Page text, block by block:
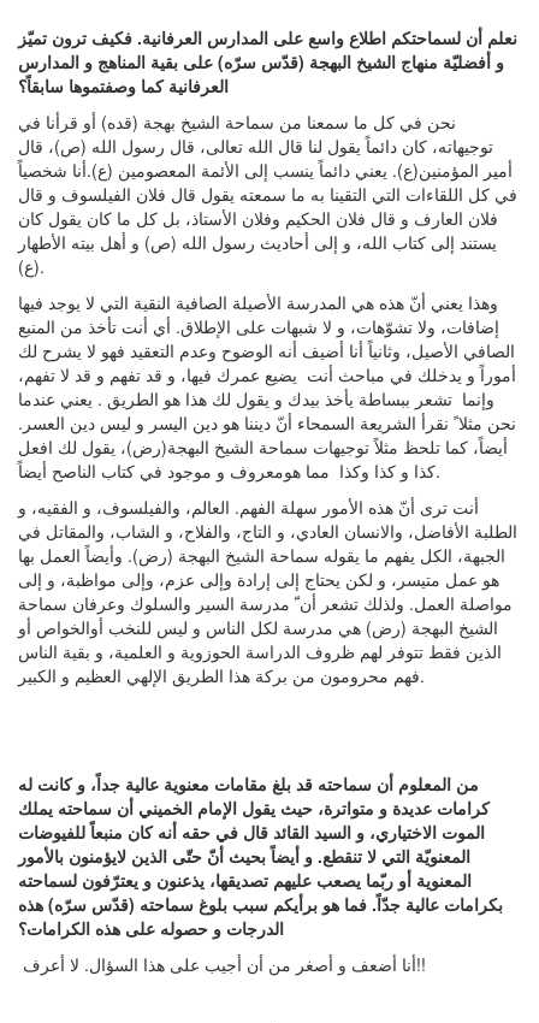
نعلم أن لسماحتكم اطلاع واسع على المدارس العرفانية. فكيف ترون تميّز
و أفضليّة منهاج الشيخ البهجة (قدّس سرّه) على بقية المناهج و المدارس
العرفانية كما وصفتموها سابقاً؟
نحن في كل ما سمعنا من سماحة الشيخ بهجة (قده) أو قرأنا في
توجيهاته، كان دائماً يقول لنا قال الله تعالى، قال رسول الله (ص)، قال
أمير المؤمنين(ع). يعني دائماً ينسب إلى الأئمة المعصومين (ع).أنا شخصياً
في كل اللقاءات التي التقينا به ما سمعته يقول قال فلان الفيلسوف و قال
فلان العارف و قال فلان الحكيم وفلان الأستاذ، بل كل ما كان يقول كان
يستند إلى كتاب الله، و إلى أحاديث رسول الله (ص) و أهل بيته الأطهار
(ع).
وهذا يعني أنّ هذه هي المدرسة الأصيلة الصافية النقية التي لا يوجد فيها
إضافات، ولا تشوّهات، و لا شبهات على الإطلاق. أي أنت تأخذ من المنبع
الصافي الأصيل، وثانياً أنا أضيف أنه الوضوح وعدم التعقيد فهو لا يشرح لك
أموراً و يدخلك في مباحث أنت يضيع عمرك فيها، و قد تفهم و قد لا تفهم،
وإنما تشعر ببساطة يأخذ بيدك و يقول لك هذا هو الطريق . يعني عندما
نحن مثلا ً نقرأ الشريعة السمحاء أنّ ديننا هو دين اليسر و ليس دين العسر.
أيضاً، كما تلحظ مثلاً توجيهات سماحة الشيخ البهجة(رض)، يقول لك افعل
كذا و كذا وكذا مما هومعروف و موجود في كتاب الناصح أيضاً.
أنت ترى أنّ هذه الأمور سهلة الفهم. العالم، والفيلسوف، و الفقيه، و
الطلبة الأفاضل، والانسان العادي، و التاج، والفلاح، و الشاب، والمقاتل في
الجبهة، الكل يفهم ما يقوله سماحة الشيخ البهجة (رض). وأيضاً العمل بها
هو عمل متيسر، و لكن يحتاج إلى إرادة وإلى عزم، وإلى مواظبة، و إلى
مواصلة العمل. ولذلك تشعر أن ّ مدرسة السير والسلوك وعرفان سماحة
الشيخ البهجة (رض) هي مدرسة لكل الناس و ليس للنخب أوالخواص أو
الذين فقط تتوفر لهم ظروف الدراسة الحوزوية و العلمية، و بقية الناس
فهم محرومون من بركة هذا الطريق الإلهي العظيم و الكبير.
من المعلوم أن سماحته قد بلغ مقامات معنوية عالية جداً، و كانت له
كرامات عديدة و متواترة، حيث يقول الإمام الخميني أن سماحته يملك
الموت الاختياري، و السيد القائد قال في حقه أنه كان منبعاً للفيوضات
المعنويّة التي لا تنقطع. و أيضاً بحيث أنّ حتّى الذين لايؤمنون بالأمور
المعنوية أو ربّما يصعب عليهم تصديقها، يذعنون و يعترّفون لسماحته
بكرامات عالية جدّاً. فما هو برأيكم سبب بلوغ سماحته (قدّس سرّه) هذه
الدرجات و حصوله على هذه الكرامات؟
أنا أضعف و أصغر من أن أجيب على هذا السؤال. لا أعرف!!